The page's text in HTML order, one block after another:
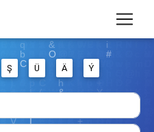
Ş Ü Ä Ý